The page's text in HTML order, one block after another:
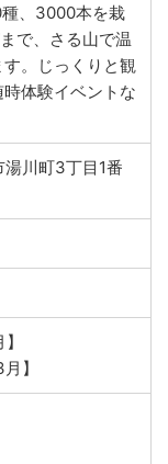
、3000本を栽
で、さる山で温
。じっくりと観
体験イベントな
川町3丁目1番
】